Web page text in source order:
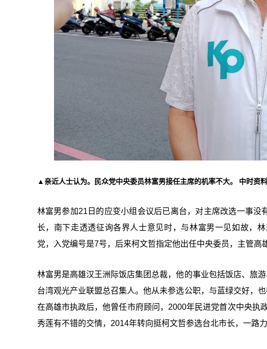
▲亲近人士认为。民众党中央委员林富男接任主席的机率不大。 中时资
林富男参加21日的应变小组会议后已离台，对主席改选一事
长，南下走透透征询各界人士意见时，与林富男一见如故，
党，入党编号是7号，后来柯文哲指定他出任中央委员，主管高
林富男是高雄汉王洲际饭店集团总裁，他的事业包括饭店、旅
台湾观光产业联盟总召集人。他从未参选公职，与蓝绿交好，
在高雄市执政后，他曾任市府顾问，2000年民进党首次中央执
秀莲有不错的交情，2014年转向挺柯文哲参选台北市长，一路力